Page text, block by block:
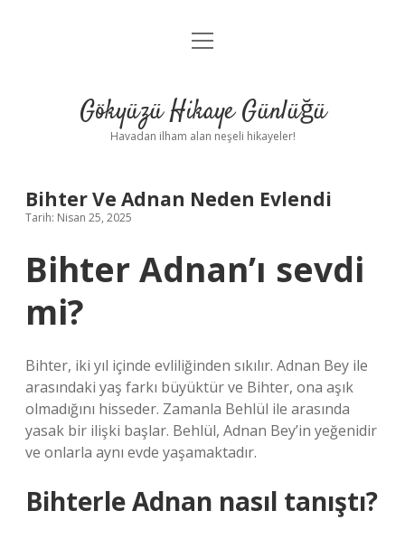
Anasayfa
Yasal Uyarı
menüyü
Gökyüzü Hikaye Günlüğü
Havadan ilham alan neşeli hikayeler!
Bihter Ve Adnan Neden Evlendi
Tarih: Nisan 25, 2025
Bihter Adnan’ı sevdi
mi?
Bihter, iki yıl içinde evliliğinden sıkılır. Adnan Bey ile
arasındaki yaş farkı büyüktür ve Bihter, ona aşık
olmadığını hisseder. Zamanla Behlül ile arasında
yasak bir ilişki başlar. Behlül, Adnan Bey’in yeğenidir
ve onlarla aynı evde yaşamaktadır.
Bihterle Adnan nasıl tanıştı?